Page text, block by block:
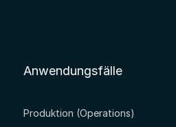
Anwendungsfälle
Produktion (Operations)